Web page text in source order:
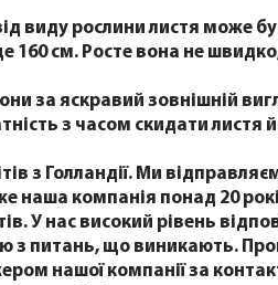
виду рослини листя може
160 см. Росте вона не
за яскравий зовнішній
з часом скидати
з Голландії. Ми
наша компанія понад 20
У нас високий рівень
з питань, що виникають.
нашої компанії за